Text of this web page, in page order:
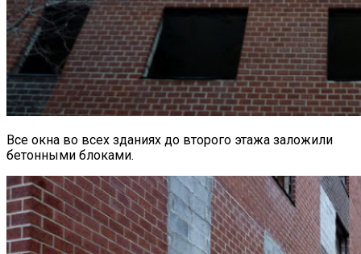
Все окна во всех зданиях до второго этажа заложили
бетонными блоками.